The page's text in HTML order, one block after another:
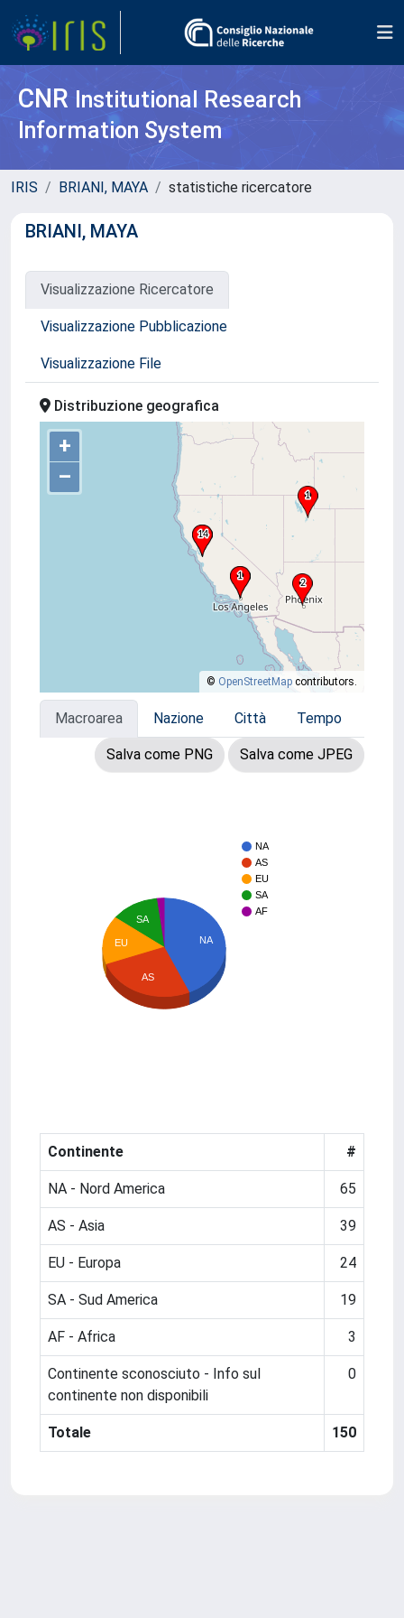
CNR Institutional Research
Information System
IRIS BRIANI, MAYA statistiche ricercatore
BRIANI, MAYA
Visualizzazione Ricercatore
Visualizzazione Pubblicazione
Visualizzazione File
Distribuzione geografica
+
–
© OpenStreetMap contributors.
Macroarea Nazione Città Tempo
Salva come PNG Salva come JPEG
NA
AS
EU
SA
AF
NA
SA
EU
AS
Continente #
NA - Nord America 65
AS - Asia 39
EU - Europa 24
SA - Sud America 19
AF - Africa 3
Continente sconosciuto - Info sul
continente non disponibili
0
Totale 150